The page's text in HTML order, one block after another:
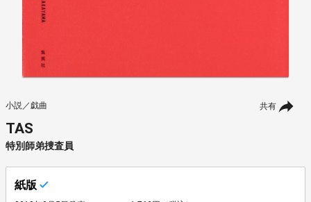
共有
小説／戯曲
TAS
特別師弟捜査員
紙版